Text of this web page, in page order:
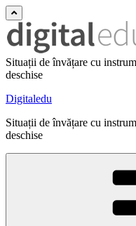
Situații de învățare cu
deschise
Digitaledu
Situații de învățare cu
deschise